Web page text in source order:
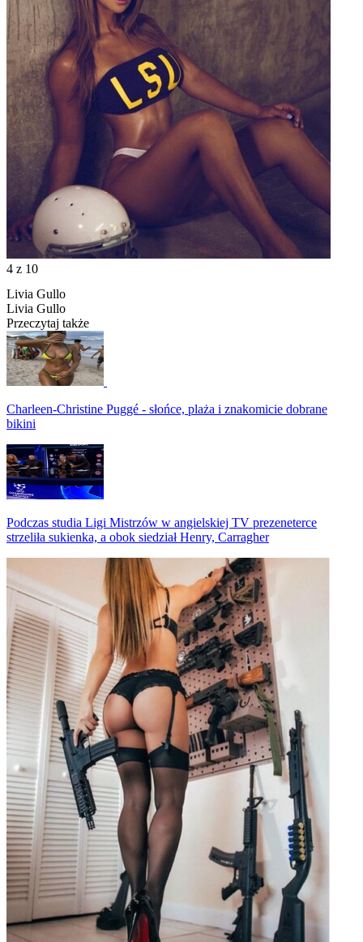
4 z 10
Livia Gullo
Livia Gullo
Przeczytaj także
Charleen-Christine Puggé - słońce, plaża i znakomicie dobrane
bikini
Podczas studia Ligi Mistrzów w angielskiej TV prezeneterce
strzeliła sukienka, a obok siedział Henry, Carragher